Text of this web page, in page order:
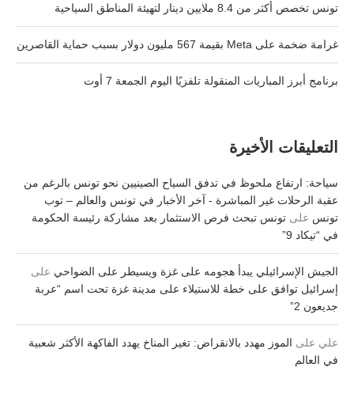
تونس تخصص أكثر من 8.4 ملايين دينار لتهيئة المناطق السياحية
غرامة ضخمة على Meta بقيمة 567 مليون دولار بسبب حماية القاصرين
برنامج أبرز المباريات المنقولة تلفزيًا اليوم الجمعة 7 أوت
التعليقات الأخيرة
سياحة: ارتفاع ملحوظ في تدفق السياح الصينيين نحو تونس بالرغم من
عقبة الرحلات غير المباشرة - آخر الأخبار في تونس والعالم – توب
تونس على تونس تبحث فرص الاستثمار بعد مشاركة رئيسة الحكومة
في “تيكاد 9”
الجيش الإسرائيلي يبدأ هجومه على غزة ويسيطر على الضواحي على
إسرائيل توافق على خطة للاستيلاء على مدينة غزة تحت اسم “عربة
جديعون 2”
علي على الموز مهدد بالانقراض: تغير المناخ يهدد الفاكهة الأكثر شعبية
في العالم